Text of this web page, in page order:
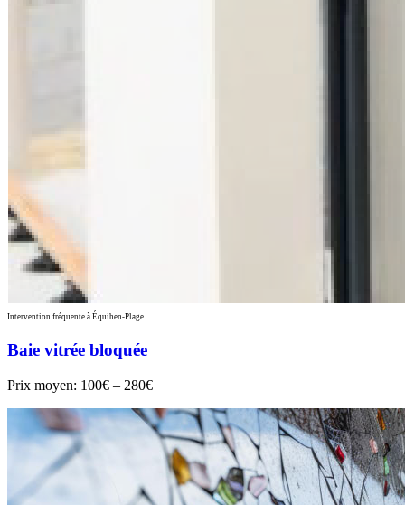
Intervention fréquente à Équihen-Plage
Baie vitrée bloquée
Prix moyen: 100€ – 280€